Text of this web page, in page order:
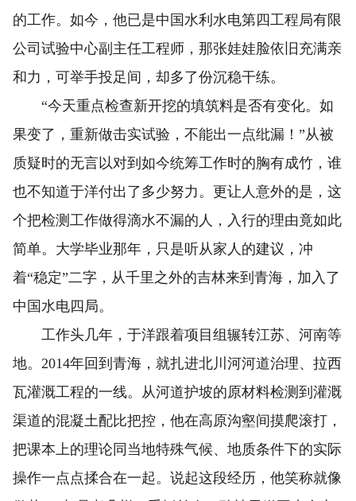
的工作。如今，他已是中国水利水电第四工程局有限
公司试验中心副主任工程师，那张娃娃脸依旧充满亲
和力，可举手投足间，却多了份沉稳干练。
“今天重点检查新开挖的填筑料是否有变化。如
果变了，重新做击实试验，不能出一点纰漏！”从被
质疑时的无言以对到如今统筹工作时的胸有成竹，谁
也不知道于洋付出了多少努力。更让人意外的是，这
个把检测工作做得滴水不漏的人，入行的理由竟如此
简单。大学毕业那年，只是听从家人的建议，冲
着“稳定”二字，从千里之外的吉林来到青海，加入了
中国水电四局。
工作头几年，于洋跟着项目组辗转江苏、河南等
地。2014年回到青海，就扎进北川河河道治理、拉西
瓦灌溉工程的一线。从河道护坡的原材料检测到灌溉
渠道的混凝土配比把控，他在高原沟壑间摸爬滚打，
把课本上的理论同当地特殊气候、地质条件下的实际
操作一点点揉合在一起。说起这段经历，他笑称就像